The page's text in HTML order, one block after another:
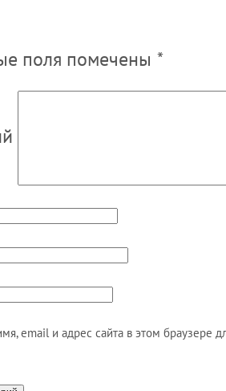
поля помечены *
email и адрес сайта в этом браузере